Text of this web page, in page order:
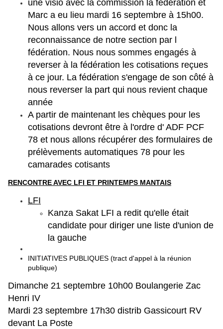
une visio avec la commission la fédération et
Marc a eu lieu mardi 16 septembre à 15h00.
Nous allons vers un accord et donc la
reconnaissance de notre section par l
fédération. Nous nous sommes engagés à
reverser à la fédération les cotisations reçues
à ce jour. La fédération s'engage de son côté à
nous reverser la part qui nous revient chaque
année
A partir de maintenant les chèques pour les
cotisations devront être à l'ordre d' ADF PCF
78 et nous allons récupérer des formulaires de
prélèvements automatiques 78 pour les
camarades cotisants
RENCONTRE AVEC LFI ET PRINTEMPS MANTAIS
LFI
Kanza Sakat LFI a redit qu'elle était
candidate pour diriger une liste d'union de
la gauche
INITIATIVES PUBLIQUES (tract d'appel à la réunion
publique)
Dimanche 21 septembre 10h00 Boulangerie Zac
Henri IV
Mardi 23 septembre 17h30 distrib Gassicourt RV
devant La Poste